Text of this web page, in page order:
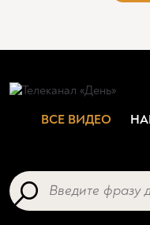
ВСЕ ВИДЕО